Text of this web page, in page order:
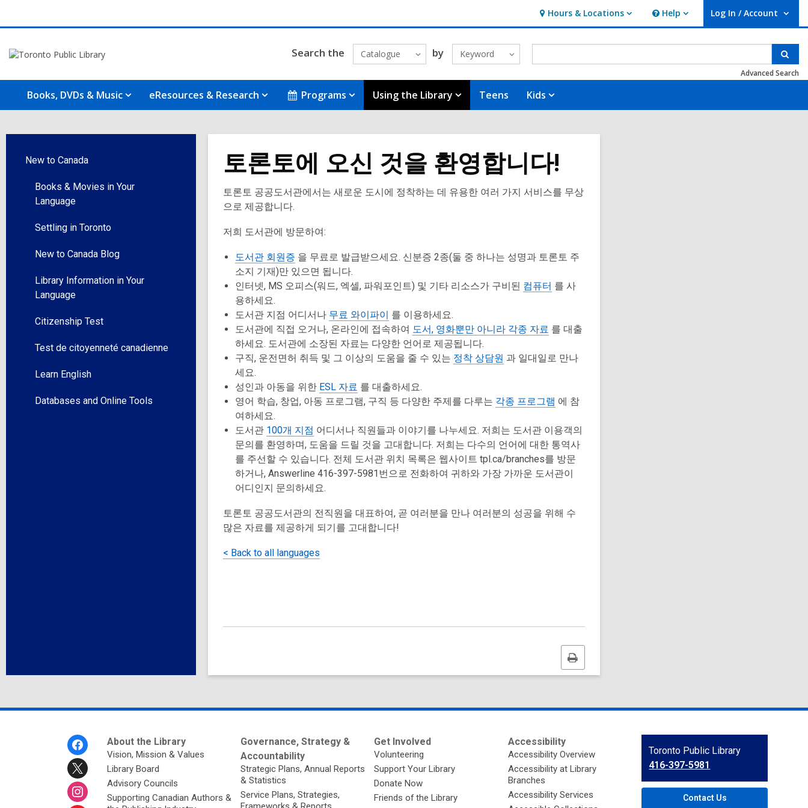
Hours & Locations
Hours
&
Locations
Help
Help Log In / Account
User Log In / Account.
Search the Catalogue by Keyword
Advanced Search
Books, DVDs & Music eResources & Research Programs Using the Library Teens Kids
New to Canada
Books & Movies in Your
Language
Settling in Toronto
New to Canada Blog
Library Information in Your
Language
Citizenship Test
Test de citoyenneté canadienne
Learn English
Databases and Online Tools
토론토에 오신 것을 환영합니다!
토론토 공공도서관에서는 새로운 도시에 정착하는 데 유용한 여러 가지 서비스를 무상
으로 제공합니다.
저희 도서관에 방문하여:
도서관 회원증 을 무료로 발급받으세요. 신분증 2종(둘 중 하나는 성명과 토론토 주
소지 기재)만 있으면 됩니다.
인터넷, MS 오피스(워드, 엑셀, 파워포인트) 및 기타 리소스가 구비된 컴퓨터 를 사
용하세요.
도서관 지점 어디서나 무료 와이파이 를 이용하세요.
도서관에 직접 오거나, 온라인에 접속하여 도서, 영화뿐만 아니라 각종 자료 를 대출
하세요. 도서관에 소장된 자료는 다양한 언어로 제공됩니다.
구직, 운전면허 취득 및 그 이상의 도움을 줄 수 있는 정착 상담원 과 일대일로 만나
세요.
성인과 아동을 위한 ESL 자료 를 대출하세요.
영어 학습, 창업, 아동 프로그램, 구직 등 다양한 주제를 다루는 각종 프로그램 에 참
여하세요.
도서관 100개 지점 어디서나 직원들과 이야기를 나누세요. 저희는 도서관 이용객의
문의를 환영하며, 도움을 드릴 것을 고대합니다. 저희는 다수의 언어에 대한 통역사
를 주선할 수 있습니다. 전체 도서관 위치 목록은 웹사이트 tpl.ca/branches를 방문
하거나, Answerline 416-397-5981번으로 전화하여 귀하와 가장 가까운 도서관이
어디인지 문의하세요.
토론토 공공도서관의 전직원을 대표하여, 곧 여러분을 만나 여러분의 성공을 위해 수
많은 자료를 제공하게 되기를 고대합니다!
< Back to all languages
Print
this
page
About the Library
Vision, Mission & Values
Library Board
Advisory Councils
Supporting Canadian Authors &
Governance, Strategy &
Accountability
Strategic Plans, Annual Reports
& Statistics
Service Plans, Strategies,
Get Involved
Volunteering
Support Your Library
Donate Now
Friends of the Library
Accessibility
Accessibility Overview
Accessibility at Library
Branches
Accessibility Services
Contact
the
Library
Toronto Public Library
416-397-5981
Contact Us